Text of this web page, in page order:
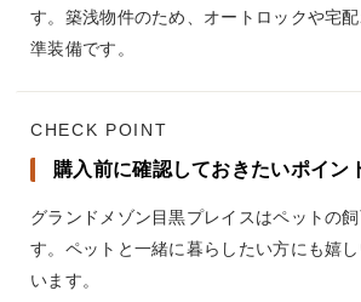
す。築浅物件のため、オートロックや宅
準装備です。
CHECK POINT
購入前に確認しておきたいポイン
グランドメゾン目黒プレイスはペットの
す。ペットと一緒に暮らしたい方にも嬉
います。